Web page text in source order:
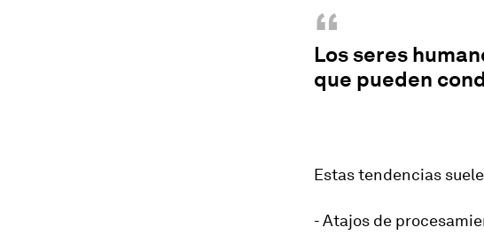
“
Los seres
que pueden
Estas tendencias
- Atajos de